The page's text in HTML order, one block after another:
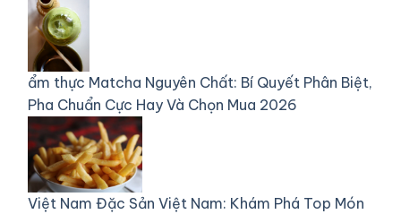
ẩm thực Matcha Nguyên Chất: Bí Quyết Phân Biệt,
Pha Chuẩn Cực Hay Và Chọn Mua 2026
Việt Nam Đặc Sản Việt Nam: Khám Phá Top Món